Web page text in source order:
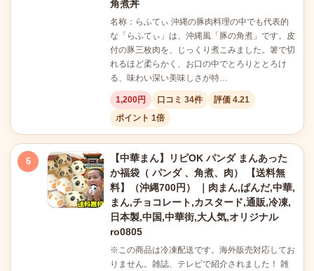
角煮丼
名称：らふてぃ 沖縄の豚肉料理の中でも代表的
な「らふてぃ」は、沖縄風「豚の角煮」です。皮
付の豚三枚肉を、じっくり煮こみました。箸で切
れるほど柔らかく、お口の中でとろりととろけ
る、味わい深い美味しさが特…
1,200円 口コミ 34件
評価 4.21
ポイント 1倍
6
【中華まん】リピOK パンダ まんあった
か福袋（ パンダ 、角煮、肉） 【送料無
料】（沖縄700円） ｜肉まん,ぱんだ,中華,
まん,チョコレート,カスタード,通販,冷凍,
日本製,中国,中華街,大人気,オリジナル
ro0805
※この商品は冷凍配送です。海外販売対応してお
りません。雑誌、テレビで紹介されました！ 雑